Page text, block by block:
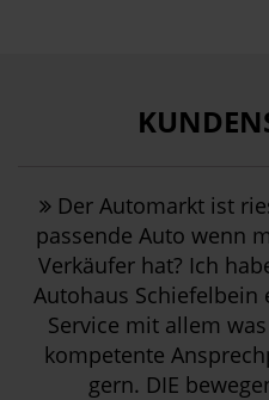
Der Automarkt ist
passende Auto wenn
Verkäufer hat? Ich
Autohaus Schiefelbein
Service mit allem
kompetente
gern. DIE